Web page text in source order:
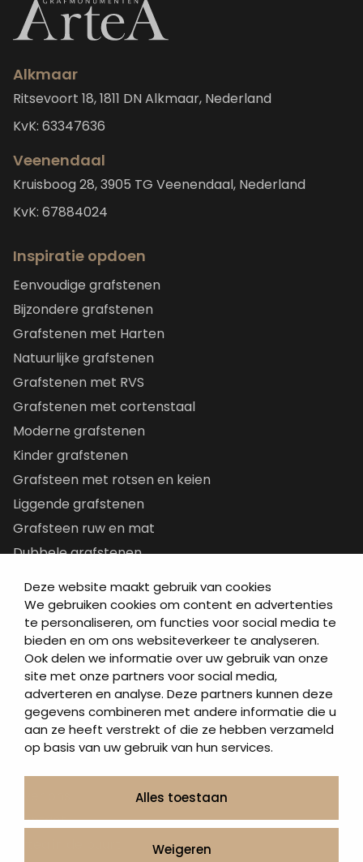
Deze website maakt gebruik van cookies
We gebruiken cookies om content en advertenties
te personaliseren, om functies voor social media te
bieden en om ons websiteverkeer te analyseren.
Ook delen we informatie over uw gebruik van onze
site met onze partners voor social media,
adverteren en analyse. Deze partners kunnen deze
gegevens combineren met andere informatie die u
aan ze heeft verstrekt of die ze hebben verzameld
op basis van uw gebruik van hun services.
Alles toestaan
Weigeren
Alkmaar
Ritsevoort 18, 1811 DN Alkmaar, Nederland
KvK: 63347636
Veenendaal
Kruisboog 28, 3905 TG Veenendaal, Nederland
KvK: 67884024
Inspiratie opdoen
Eenvoudige grafstenen
Bijzondere grafstenen
Grafstenen met Harten
Natuurlijke grafstenen
Grafstenen met RVS
Grafstenen met cortenstaal
Moderne grafstenen
Kinder grafstenen
Grafsteen met rotsen en keien
Liggende grafstenen
Grafsteen ruw en mat
Dubbele grafstenen
Letterplaten
Grafzerken kopen
Direct naar
Grafstenen
As artikelen
Urngrafmonumenten
Informatie
Contact